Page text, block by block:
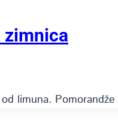
zimnica
limuna.